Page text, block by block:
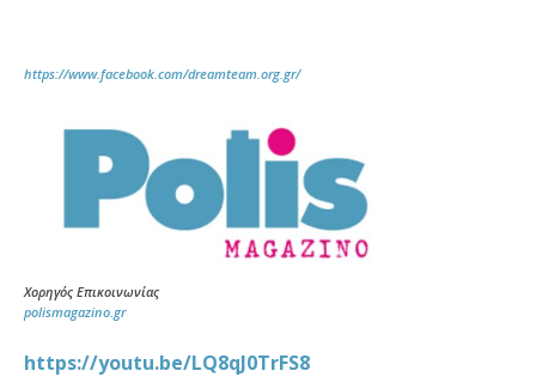
https://www.facebook.com/dreamteam.org.gr/
Χορηγός Επικοινωνίας
polismagazino.gr
https://youtu.be/LQ8qJ0TrFS8